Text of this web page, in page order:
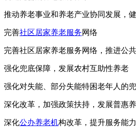
推动养老事业和养老产业协同发展，
完善社区居家养老服务网络
完善社区居家养老服务网络，推进公
强化兜底保障，发展农村互助性养老
强化对失能、部分失能特困老年人的
深化改革，加强政策扶持，发展普惠
深化公办养老机构改革，提升服务能